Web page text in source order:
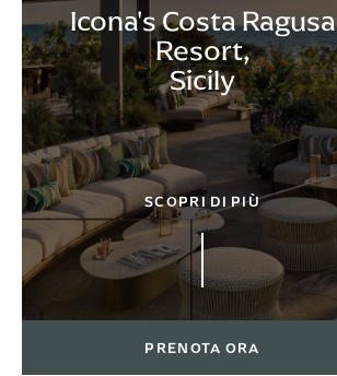
Icona's Costa Ragusa
Resort,
Sicily
SCOPRI DI PIÙ
PRENOTA ORA